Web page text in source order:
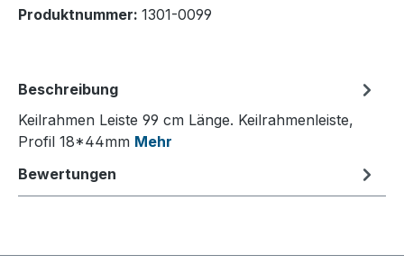
Produktnummer: 1301-0099
Beschreibung
Keilrahmen Leiste 99 cm Länge. Keilrahmenleiste,
Profil 18*44mm Mehr
Bewertungen